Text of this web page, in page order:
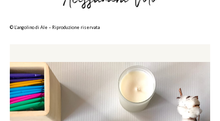
© L’angolino di Ale – Riproduzione riservata